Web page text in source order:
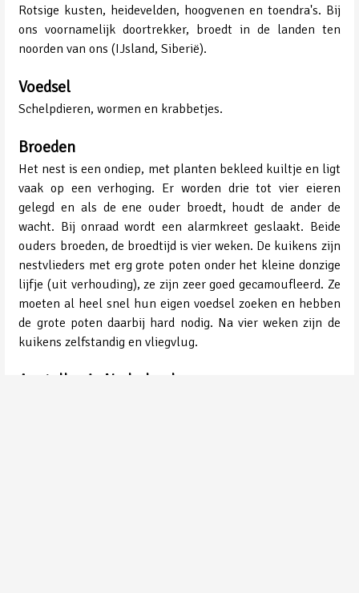
Rotsige kusten, heidevelden, hoogvenen en toendra's. Bij
ons voornamelijk doortrekker, broedt in de landen ten
noorden van ons (IJsland, Siberië).
Voedsel
Schelpdieren, wormen en krabbetjes.
Broeden
Het nest is een ondiep, met planten bekleed kuiltje en ligt
vaak op een verhoging. Er worden drie tot vier eieren
gelegd en als de ene ouder broedt, houdt de ander de
wacht. Bij onraad wordt een alarmkreet geslaakt. Beide
ouders broeden, de broedtijd is vier weken. De kuikens zijn
nestvlieders met erg grote poten onder het kleine donzige
lijfje (uit verhouding), ze zijn zeer goed gecamoufleerd. Ze
moeten al heel snel hun eigen voedsel zoeken en hebben
de grote poten daarbij hard nodig. Na vier weken zijn de
kuikens zelfstandig en vliegvlug.
Aantallen in Nederland